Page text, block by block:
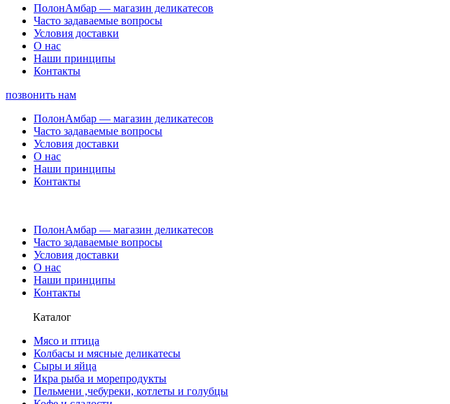
ПолонАмбар — магазин деликатесов
Часто задаваемые вопросы
Условия доставки
О нас
Наши принципы
Контакты
позвонить нам
ПолонАмбар — магазин деликатесов
Часто задаваемые вопросы
Условия доставки
О нас
Наши принципы
Контакты
ПолонАмбар — магазин деликатесов
Часто задаваемые вопросы
Условия доставки
О нас
Наши принципы
Контакты
Каталог
Мясо и птица
Колбасы и мясные деликатесы
Сыры и яйца
Икра рыба и морепродукты
Пельмени ,чебуреки, котлеты и голубцы